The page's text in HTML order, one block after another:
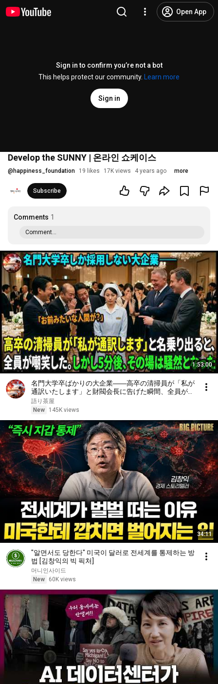
Open App
Sign in to confirm you’re not a bot
This helps protect our community.
Learn more
Sign in
Develop the SUNNY | 온라인 쇼케이스
@ happiness_foundation 19 likes 17K views 4 years ago more
Subscribe
Comments 1
Comment...
1:53:00
名門大学卒ばかりの大企業――高卒の清掃員が「私が
通訳いたします」と財閥会長に告げた瞬間、全員が嘲
笑した。しかし5分後、その場は静まり返った。#動
エピソード#老後の物語 #家族の物語
語り茶屋
New
145K views
34:11
"알면서도 당한다" 미국이 달러로 전세계를 통제하는 방
법 [김창익의 빅 픽처]
머니인사이드
New
60K views